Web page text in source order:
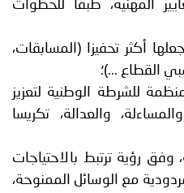
المهنية، طبقا للخطوات
أكثر تحفيزا (المسابقات،
القطاع ...)؛
للشرطة الوطنية لتعزيز
والعدالة، تكريسا
رؤية ترتبط بالاحتياجات
مع الوسائل الممنوحة،